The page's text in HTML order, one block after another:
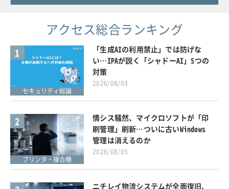
アクセス総合ランキング
1
セキュリティ総論
「生成AIの利用禁止」では防げな
い…IPAが説く「シャドーAI」5つの
対策
2026/08/03
2
プリンタ・複合機
情シス騒然、マイクロソフトが「印
刷管理」刷新…ついに古いWindows
管理は消えるのか
2026/08/05
ニチレイ物流システムが全面復旧、